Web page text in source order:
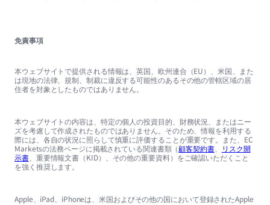
免責事項
本ウェブサイトで提供される情報は、英国、欧州連合（EU）、米国、また
は現地の法律、規制、制裁に違反する可能性のあるその他の管轄区域の居
住者を対象としたものではありません。
本ウェブサイトの内容は、特定の個人の投資目的、財務状況、またはニー
ズを考慮して作成されたものではありません。そのため、情報を利用する
際には、各自の状況に照らして慎重に評価することが重要です。また、EC
Marketsの法務ページに掲載されている関連書類（顧客契約書、
リスク開
示書、重要情報文書（KID）、その他の重要資料）をご確認いただくこと
を強く推奨します。
Apple、iPad、iPhoneは、米国およびその他の国において登録されたApple